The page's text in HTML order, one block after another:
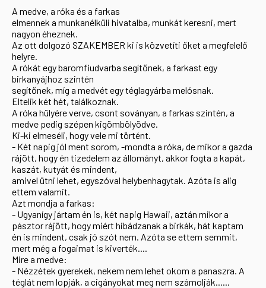
A medve, a róka és a farkas
elmennek a munkanélküli hivatalba, munkát keresni, mert
nagyon éheznek.
Az ott dolgozó SZAKEMBER ki is közvetíti őket a megfelelő
helyre.
A rókát egy baromfiudvarba segítőnek, a farkast egy
birkanyájhoz szintén
segítőnek, míg a medvét egy téglagyárba melósnak.
Eltelik két hét, találkoznak.
A róka hülyére verve, csont soványan, a farkas szintén, a
medve pedig szépen kigömbölyödve.
Ki-ki elmeséli, hogy vele mi történt.
- Két napig jól ment sorom, -mondta a róka, de mikor a gazda
rájött, hogy én tizedelem az állományt, akkor fogta a kapát,
kaszát, kutyát és mindent,
amivel ütni lehet, egyszóval helybenhagytak. Azóta is alig
ettem valamit.
Azt mondja a farkas:
- Ugyanígy jártam én is, két napig Hawaii, aztán mikor a
pásztor rájött, hogy miért hibádzanak a birkák, hát kaptam
én is mindent, csak jó szót nem. Azóta se ettem semmit,
mert még a fogaimat is kiverték....
Mire a medve:
- Nézzétek gyerekek, nekem nem lehet okom a panaszra. A
téglát nem lopják, a cigányokat meg nem számolják......